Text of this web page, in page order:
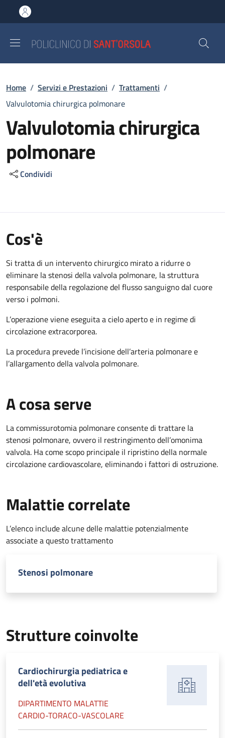
al contenuto principale
to footer content
Briciole di pane
Home / Servizi e Prestazioni / Trattamenti /
Valvulotomia chirurgica polmonare
Valvulotomia chirurgica
polmonare
Condividi
Cos'è
Si tratta di un intervento chirurgico mirato a ridurre o
eliminare la stenosi della valvola polmonare, la struttura
responsabile della regolazione del flusso sanguigno dal cuore
verso i polmoni.
L’operazione viene eseguita a cielo aperto e in regime di
circolazione extracorporea.
La procedura prevede l’incisione dell’arteria polmonare e
l’allargamento della valvola polmonare.
A cosa serve
La commissurotomia polmonare consente di trattare la
stenosi polmonare, ovvero il restringimento dell’omonima
valvola. Ha come scopo principale il ripristino della normale
circolazione cardiovascolare, eliminando i fattori di ostruzione.
Malattie correlate
L’elenco include alcune delle malattie potenzialmente
associate a questo trattamento
Stenosi polmonare
Strutture coinvolte
Cardiochirurgia pediatrica e
dell'età evolutiva
DIPARTIMENTO MALATTIE
CARDIO-TORACO-VASCOLARE